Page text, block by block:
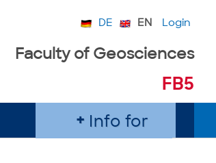
DE EN Login
Faculty of Geosciences
FB5
Info for